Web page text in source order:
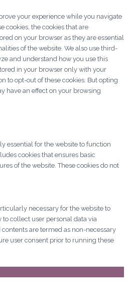
your experience while you navigate
cookies, the cookies that are
on your browser as they are essential
of the website. We also use third-
and understand how you use this
in your browser only with your
to opt-out of these cookies. But opting
have an effect on your browsing
essential for the website to function
cookies that ensures basic
of the website. These cookies do not
necessary for the website to
collect user personal data via
are termed as non-necessary
user consent prior to running these